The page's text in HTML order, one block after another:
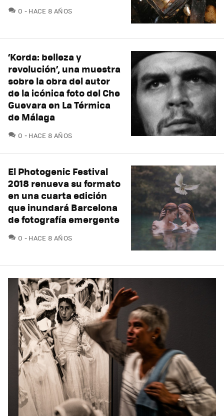
0 COMENTARIOS
HACE 8 AÑOS
‘Korda: belleza y
revolución’, una muestra
sobre la obra del autor
de la icónica foto del Che
Guevara en La Térmica
de Málaga
0 COMENTARIOS
HACE 8 AÑOS
El Photogenic Festival
2018 renueva su formato
en una cuarta edición
que inundará Barcelona
de fotografía emergente
0 COMENTARIOS
HACE 8 AÑOS